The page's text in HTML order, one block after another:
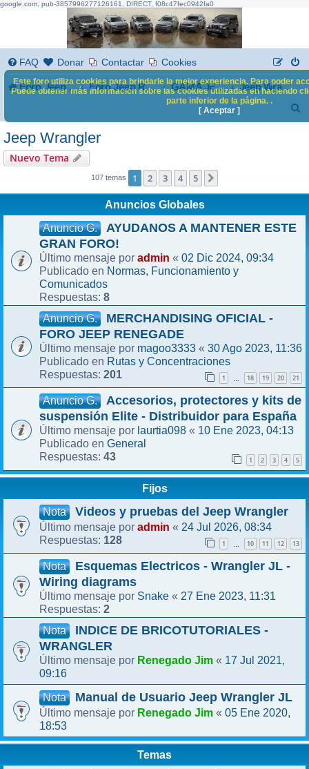
google.com, pub-3857996277126161, DIRECT, f08c47fec0942fa0
FAQ Donar Contactar Cookies
Foro Jeep Renegade Foro Jeep Renegade GAMA JEEP
Jeep Wrangler
Jeep Wrangler
Nuevo Tema
107 temas 1 2 3 4 5
Anuncios Globales
Anuncio G.
AYUDANOS A MANTENER ESTE
GRAN FORO!
Último mensaje por admin « 02 Dic 2024, 09:34
Publicado en Normas, Funcionamiento y
Comunicados
Respuestas: 8
Anuncio G.
MERCHANDISING OFICIAL -
FORO JEEP RENEGADE
Último mensaje por magoo3333 « 30 Ago 2023, 11:36
Publicado en Rutas y Concentraciones
Respuestas: 201 1 … 18 19 20 21
Anuncio G.
Accesorios, protectores y kits de
suspensión Elite - Distribuidor para España
Último mensaje por laurtia098 « 10 Ene 2023, 04:13
Publicado en General
Respuestas: 43 1 2 3 4 5
Fijos
Nota Videos y pruebas del Jeep Wrangler
Último mensaje por admin « 24 Jul 2026, 08:34
Respuestas: 128 1 10 11 12 13
Nota
Esquemas Electricos - Wrangler JL -
Wiring diagrams
Último mensaje por Snake « 27 Ene 2023, 11:31
Respuestas: 2
Nota
INDICE DE BRICOTUTORIALES -
WRANGLER
Último mensaje por Renegado Jim « 17 Jul 2021,
09:16
Nota Manual de Usuario Jeep Wrangler JL
Último mensaje por Renegado Jim « 05 Ene 2020,
18:53
Temas
Este foro utiliza cookies para brindarle la mejor experiencia. Para poder
Puede obtener más información sobre las cookies utilizadas en haciendo
parte inferior de la página. .
[ Aceptar ]